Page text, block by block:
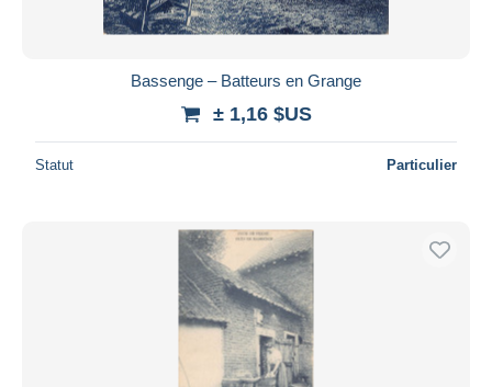
Bassenge – Batteurs en Grange
± 1,16 $US
Statut Particulier